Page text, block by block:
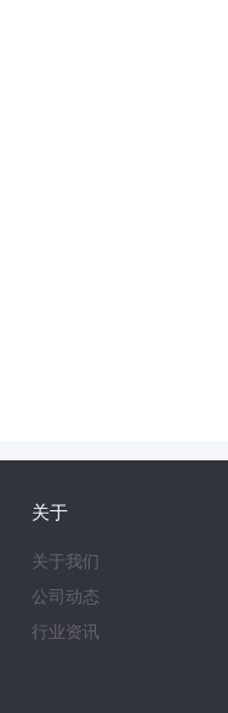
关于
关于我们
公司动态
行业资讯